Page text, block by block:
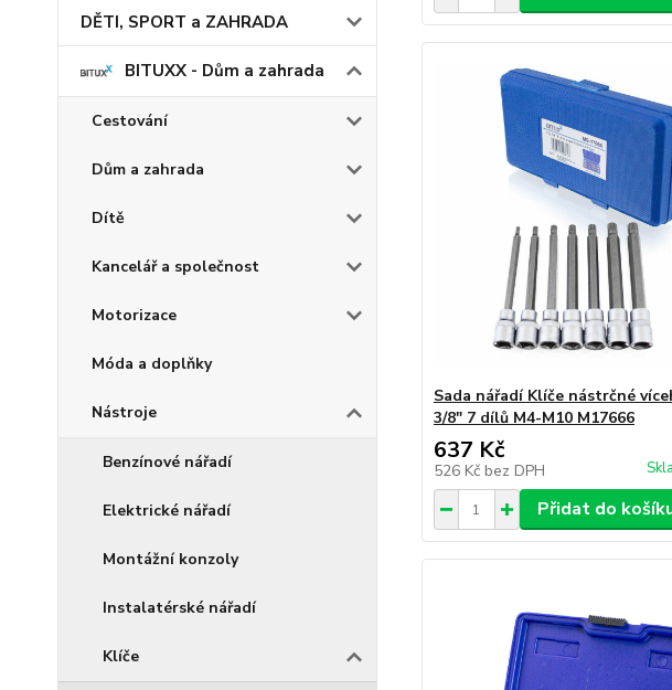
DĚTI, SPORT a ZAHRADA
BITUXX - Dům a zahrada
Cestování
Dům a zahrada
Dítě
Kancelář a společnost
Motorizace
Móda a doplňky
Nástroje
Benzínové nářadí
Elektrické nářadí
Montážní konzoly
Instalatérské nářadí
Klíče
Sada nářadí Klíče nástrčné
3/8" 7 dílů M4-M10 M17666
637 Kč
526 Kč bez DPH
Přidat do